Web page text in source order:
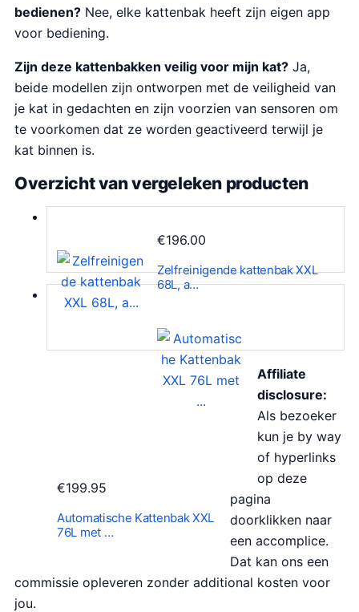
bedienen? Nee, elke kattenbak heeft zijn eigen app
voor bediening.
Zijn deze kattenbakken veilig voor mijn kat? Ja,
beide modellen zijn ontworpen met de veiligheid van
je kat in gedachten en zijn voorzien van sensoren om
te voorkomen dat ze worden geactiveerd terwijl je
kat binnen is.
Overzicht van vergeleken producten
€196.00
Zelfreinigende kattenbak XXL
68L, a…
€199.95
Automatische Kattenbak XXL
76L met …
Affiliate
disclosure:
Als bezoeker
kun je by way
of hyperlinks
op deze
pagina
doorklikken naar
een accomplice.
Dat kan ons een
commissie opleveren zonder additional kosten voor
jou.